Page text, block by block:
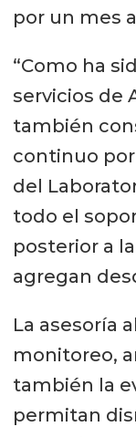
por un mes a
“Como ha
servicios de
también
continuo
del
todo el
posterior a
agregan
La asesoría
monitoreo,
también la
permitan